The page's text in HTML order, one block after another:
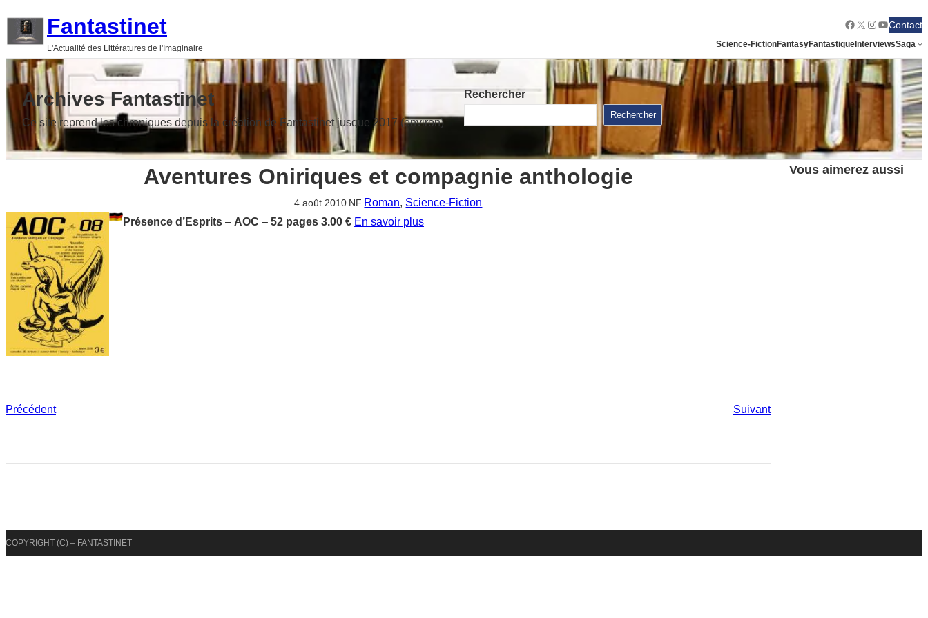
Fantastinet
L'Actualité des Littératures de l'Imaginaire
Facebook
X Instagram
YouTube
Contact
Science-FictionFantasyFantastiqueInterviewsSaga
Archives Fantastinet
Ce site reprend les chroniques depuis la création de Fantastinet jusque 2017 (environ)
Rechercher
Rechercher
Aventures Oniriques et compagnie anthologie
4 août 2010 NF Roman, Science-Fiction
Présence d’Esprits – AOC – 52 pages 3.00 € En savoir plus
Précédent Suivant
Vous aimerez aussi
COPYRIGHT (C) – FANTASTINET